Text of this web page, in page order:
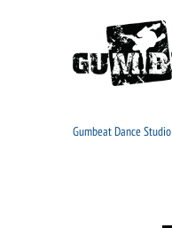
Gumbeat Dance Studio